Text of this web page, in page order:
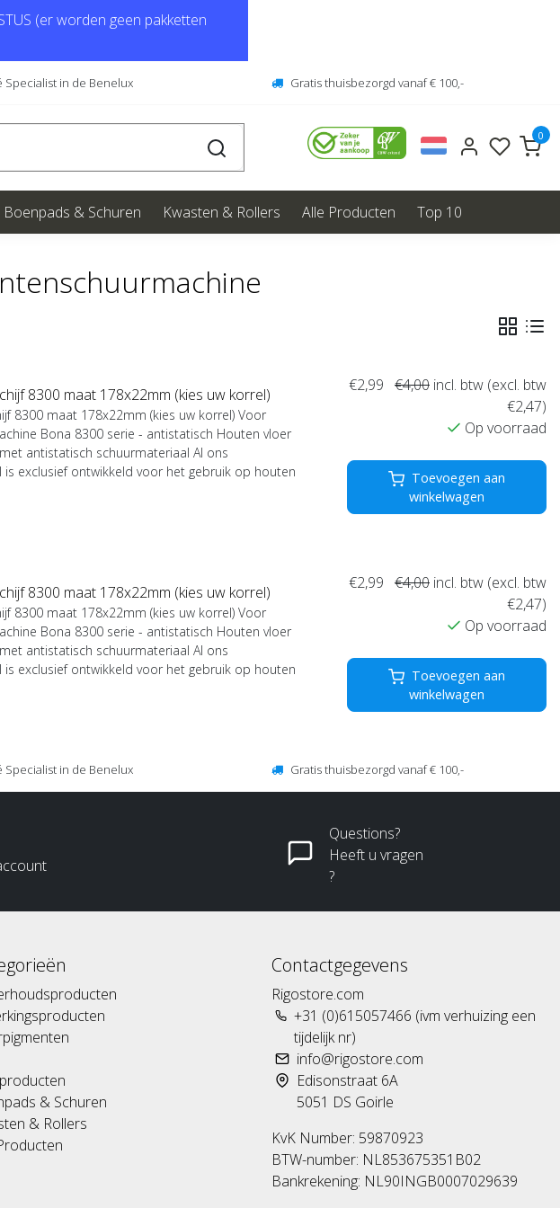
(er worden geen pakketten
Specialist in de Benelux Gratis thuisbezorgd vanaf € 100,-
0
Boenpads & Schuren Kwasten & Rollers Alle Producten Top 10
8300 maat 178x22mm (kies uw korrel)
8300 maat 178x22mm (kies uw korrel) Voor
Bona 8300 serie - antistatisch Houten vloer
antistatisch schuurmateriaal Al ons
is exclusief ontwikkeld voor het gebruik op houten
€2,99 €4,00 incl. btw (excl. btw
€2,47)
Op voorraad
Toevoegen aan
winkelwagen
8300 maat 178x22mm (kies uw korrel)
8300 maat 178x22mm (kies uw korrel) Voor
Bona 8300 serie - antistatisch Houten vloer
antistatisch schuurmateriaal Al ons
is exclusief ontwikkeld voor het gebruik op houten
€2,99 €4,00 incl. btw (excl. btw
€2,47)
Op voorraad
Toevoegen aan
winkelwagen
Specialist in de Benelux Gratis thuisbezorgd vanaf € 100,-
Questions?
Heeft u vragen
?
& Schuren
& Rollers
Contactgegevens
Rigostore.com
+31 (0)615057466 (ivm verhuizing een
tijdelijk nr)
info@rigostore.com
Edisonstraat 6A
5051 DS Goirle
KvK Number: 59870923
BTW-number: NL853675351B02
Bankrekening: NL90INGB0007029639